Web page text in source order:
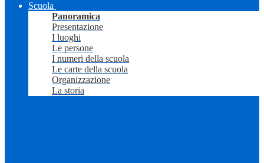
Scuola
Panoramica
Presentazione
I luoghi
Le persone
I numeri della scuola
Le carte della scuola
Organizzazione
La storia